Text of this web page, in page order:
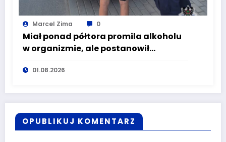
Marcel Zima 0
Miał ponad półtora promila alkoholu
w organizmie, ale postanowił
wyjechać rowerem na drogę
01.08.2026
OPUBLIKUJ KOMENTARZ